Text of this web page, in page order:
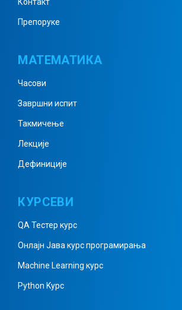
Тачка, права, раван
равни
Полуправа, дуж, полураван
многоугао
Препоруке
МАТЕМАТИКА
Часови
Завршни испит
Такмичење
Лекције
Дефиниције
КУРСЕВИ
QA Тестер курс
Онлајн Јава курс програмирања
Machine Learning курс
Python Kурс